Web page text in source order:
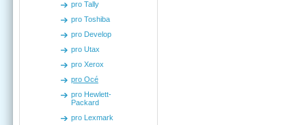
pro Tally
pro Toshiba
pro Develop
pro Utax
pro Xerox
pro Océ
pro Hewlett-
Packard
pro Lexmark